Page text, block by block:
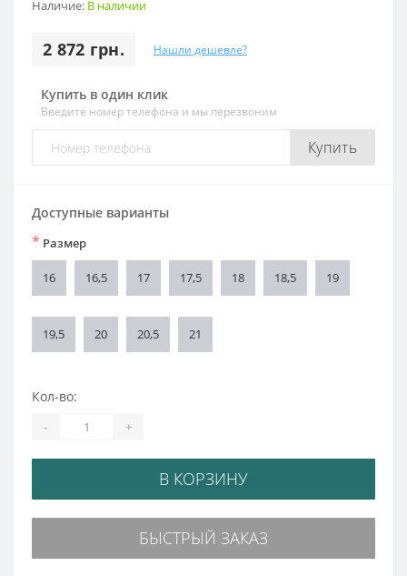
Наличие: В наличии
2 872 грн. Нашли дешевле?
Купить в один клик
Введите номер телефона и мы перезвоним
Купить
Доступные варианты
* Размер
16 16,5 17 17,5 18 18,5 19
19,5 20 20,5 21
Кол-во:
- +
В КОРЗИНУ
БЫСТРЫЙ ЗАКАЗ